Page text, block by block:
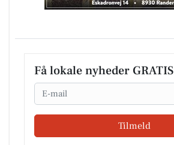
Få lokale nyheder GRATIS
Email
Tilmeld